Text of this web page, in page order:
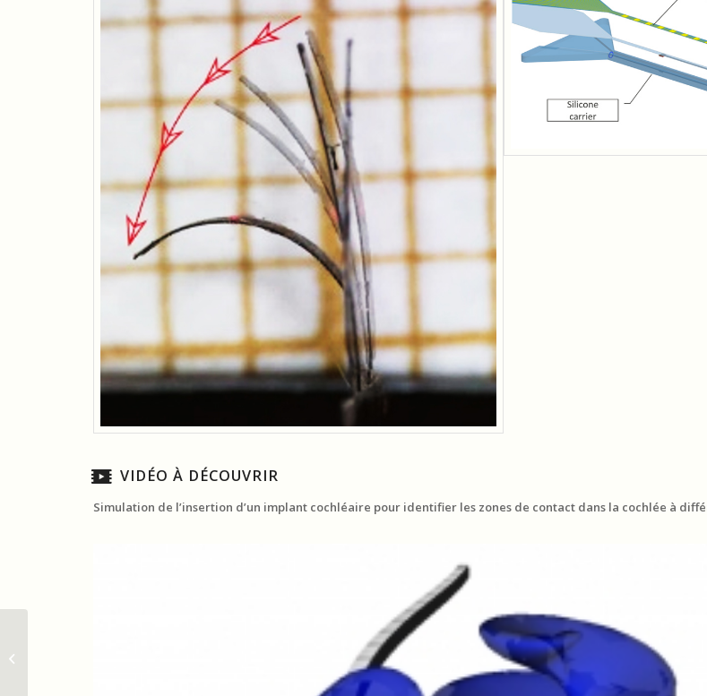
VIDÉO À DÉCOUVRIR
Simulation de l’insertion d’un implant cochléaire pour identifier les zones de contact dans la cochlée à